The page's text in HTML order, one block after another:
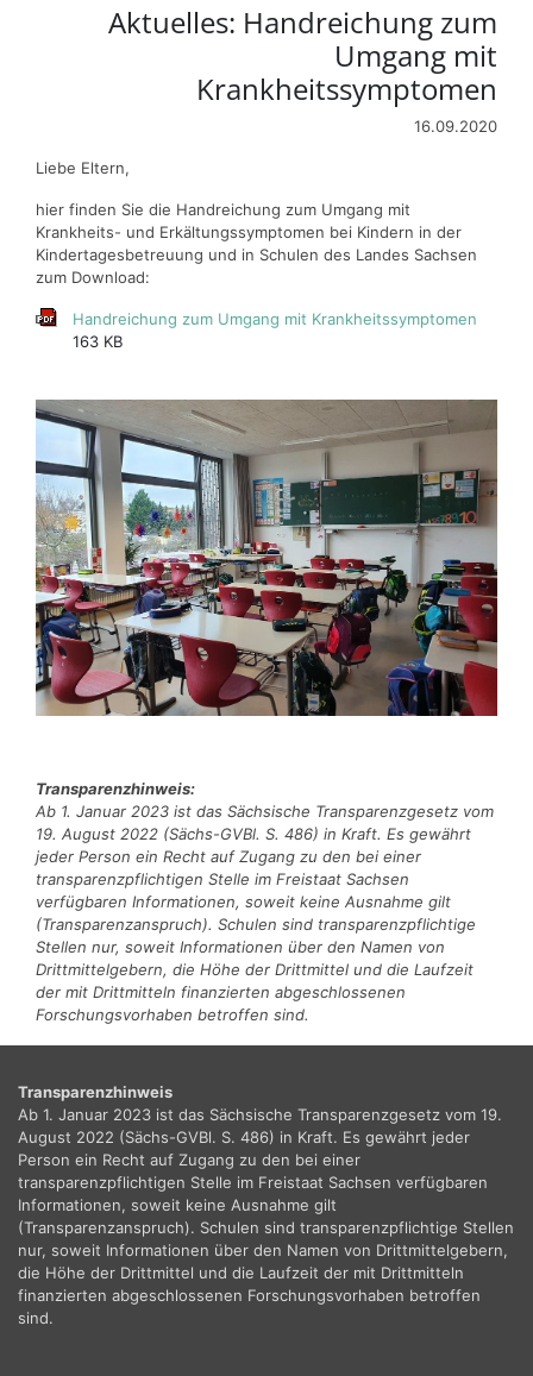
Aktuelles: Handreichung zum
Umgang mit
Krankheitssymptomen
16.09.2020
Liebe Eltern,
hier finden Sie die Handreichung zum Umgang mit
Krankheits- und Erkältungssymptomen bei Kindern in der
Kindertagesbetreuung und in Schulen des Landes Sachsen
zum Download:
Handreichung zum Umgang mit Krankheitssymptomen
163 KB
Transparenzhinweis:
Ab 1. Januar 2023 ist das Sächsische Transparenzgesetz vom
19. August 2022 (Sächs-GVBl. S. 486) in Kraft. Es gewährt
jeder Person ein Recht auf Zugang zu den bei einer
transparenzpflichtigen Stelle im Freistaat Sachsen
verfügbaren Informationen, soweit keine Ausnahme gilt
(Transparenzanspruch). Schulen sind transparenzpflichtige
Stellen nur, soweit Informationen über den Namen von
Drittmittelgebern, die Höhe der Drittmittel und die Laufzeit
der mit Drittmitteln finanzierten abgeschlossenen
Forschungsvorhaben betroffen sind.
Transparenzhinweis
Ab 1. Januar 2023 ist das Sächsische Transparenzgesetz vom 19.
August 2022 (Sächs-GVBl. S. 486) in Kraft. Es gewährt jeder
Person ein Recht auf Zugang zu den bei einer
transparenzpflichtigen Stelle im Freistaat Sachsen verfügbaren
Informationen, soweit keine Ausnahme gilt
(Transparenzanspruch). Schulen sind transparenzpflichtige Stellen
nur, soweit Informationen über den Namen von Drittmittelgebern,
die Höhe der Drittmittel und die Laufzeit der mit Drittmitteln
finanzierten abgeschlossenen Forschungsvorhaben betroffen
sind.